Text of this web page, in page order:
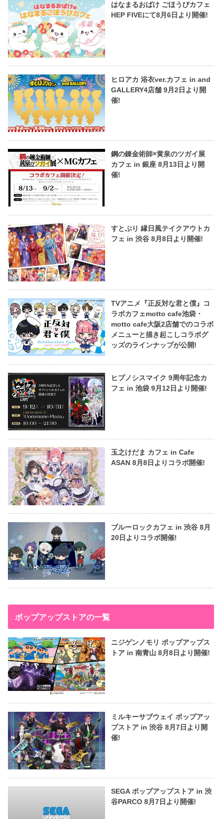
はなまるおばけ ごほうびカフェ
HEP FIVEにて8月6日より開催!
ヒロアカ 浴衣ver.カフェ in and
GALLERY4店舗 9月2日より開
催!
鋼の錬金術師×黄泉のツガイ展
カフェ in 銀座 8月13日より開
催!
すとぷり 縁日風テイクアウトカ
フェ in 渋谷 8月8日より開催!
TVアニメ『正反対な君と僕』コ
ラボカフェmotto cafe池袋・
motto cafe大阪2店舗でのコラボ
メニューと描き起こしコラボグ
ッズのラインナップが公開!
ヒプノシスマイク 9周年記念カ
フェ in 池袋 9月12日より開催!
玉之けだま カフェ in Cafe
ASAN 8月8日よりコラボ開催!
ブルーロックカフェ in 渋谷 8月
20日よりコラボ開催!
ポップアップストアの一覧
ニジゲンノモリ ポップアップス
トア in 南青山 8月8日より開催!
ミルキーサブウェイ ポップアッ
プストア in 渋谷 8月7日より開
催!
SEGA ポップアップストア in 渋
谷PARCO 8月7日より開催!